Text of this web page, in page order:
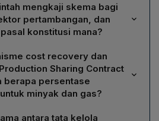
mengkaji skema bagi
pertambangan, dan
konstitusi mana?
penerimaan negara
penguasaan negara atas
amanat Pasal 33 UUD 1945.
model bagi hasil, diharapkan
kontrol atas produksi mineral
cost recovery dan
Sharing Contract
berapa persentase
minyak dan gas?
antara tata kelola